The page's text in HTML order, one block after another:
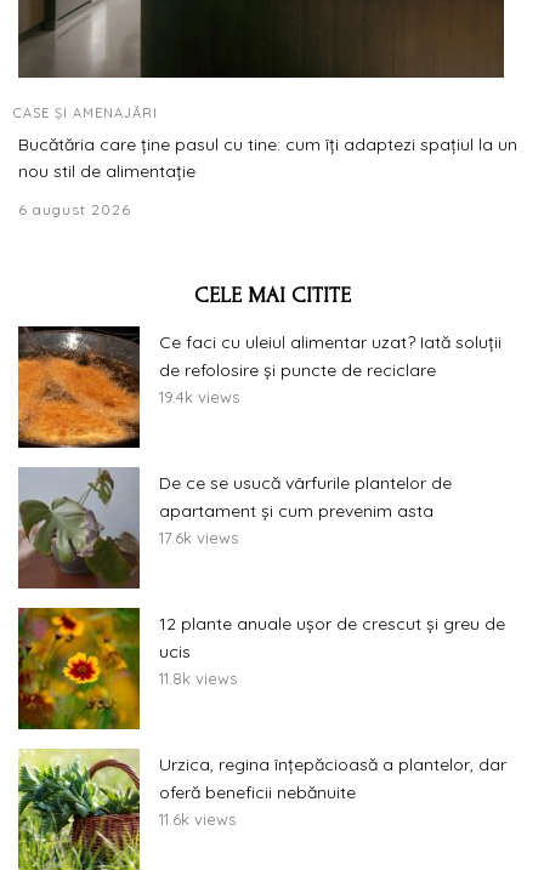
CASE ȘI AMENAJĂRI
Bucătăria care ține pasul cu tine: cum îți adaptezi spațiul la un
nou stil de alimentație
6 august 2026
CELE MAI CITITE
Ce faci cu uleiul alimentar uzat? Iată soluții
de refolosire și puncte de reciclare
19.4k views
De ce se usucă vârfurile plantelor de
apartament și cum prevenim asta
17.6k views
12 plante anuale ușor de crescut și greu de
ucis
11.8k views
Urzica, regina înțepăcioasă a plantelor, dar
oferă beneficii nebănuite
11.6k views